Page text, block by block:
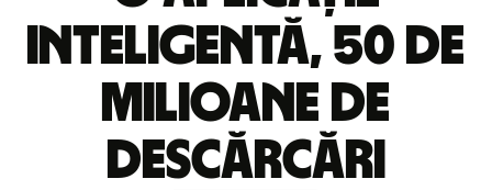
inteligentă, 50 de
milioane de
descărcări